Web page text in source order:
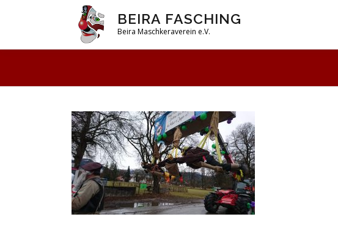
BEIRA FASCHING
Beira Maschkeraverein e.V.